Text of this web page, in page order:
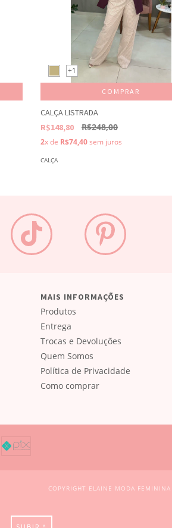
+1
COMPRAR
CALÇA LISTRADA
R$148,80
R$248,00
2x de R$74,40sem juros
CALÇA
MAIS INFORMAÇÕES
Produtos
Entrega
Trocas e Devoluções
Quem Somos
Política de Privacidade
Como comprar
COPYRIGHT ELAINE MODA